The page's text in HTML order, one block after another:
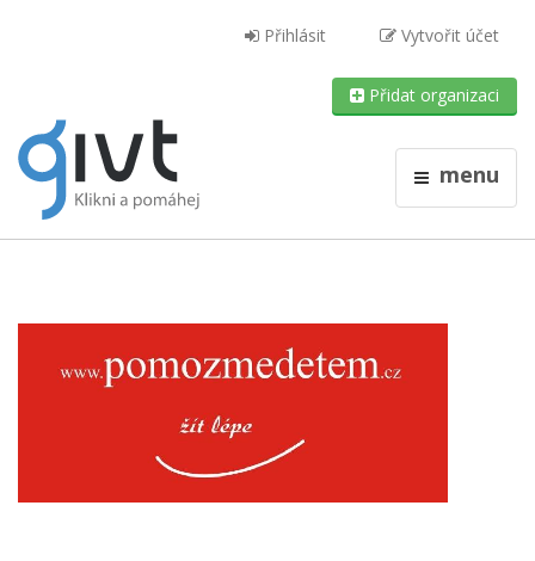
Přihlásit Vytvořit účet
Přidat organizaci
menu